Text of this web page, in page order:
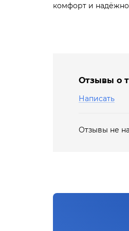
комфорт и
Отзывы о
Написать
Отзывы не